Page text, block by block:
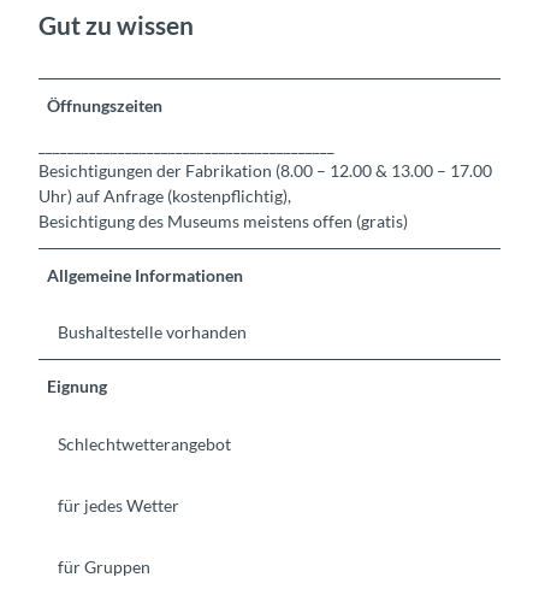
Gut zu wissen
Öffnungszeiten
Besichtigungen der Fabrikation (8.00 – 12.00 & 13.00 – 17.00
Uhr) auf Anfrage (kostenpflichtig),
Besichtigung des Museums meistens offen (gratis)
Allgemeine Informationen
Bushaltestelle vorhanden
Eignung
Schlechtwetterangebot
für jedes Wetter
für Gruppen